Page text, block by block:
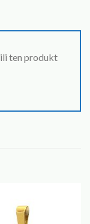
ten produkt